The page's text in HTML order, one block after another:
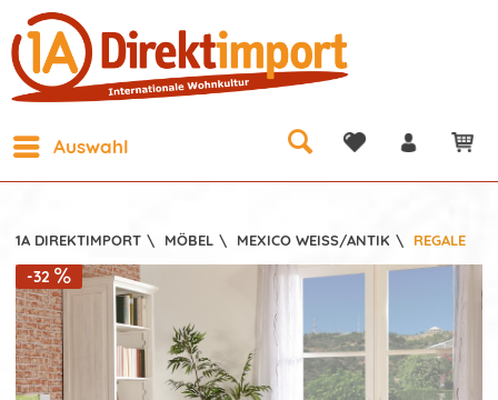
Auswahl
1A DIREKTIMPORT \ MÖBEL \ MEXICO WEISS/ANTIK \ REGALE
-32